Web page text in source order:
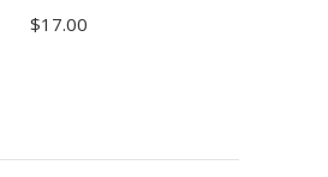
$17.00